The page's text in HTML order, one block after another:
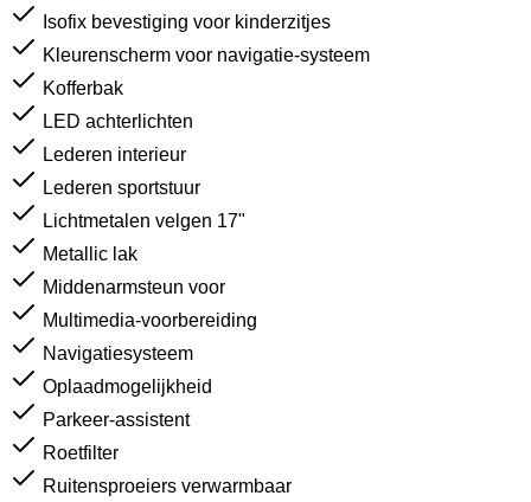
Isofix bevestiging voor kinderzitjes
Kleurenscherm voor navigatie-systeem
Kofferbak
LED achterlichten
Lederen interieur
Lederen sportstuur
Lichtmetalen velgen 17"
Metallic lak
Middenarmsteun voor
Multimedia-voorbereiding
Navigatiesysteem
Oplaadmogelijkheid
Parkeer-assistent
Roetfilter
Ruitensproeiers verwarmbaar